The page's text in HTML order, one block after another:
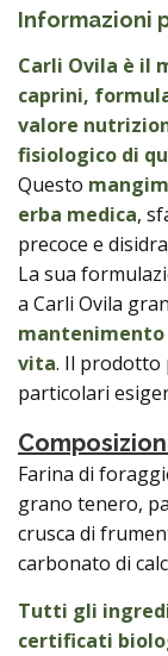
Informazioni
Carli Ovila è il
caprini,
valore
fisiologico di
Questo
erba medica,
precoce e
La sua
a Carli Ovila
mantenimento
vita. Il prodotto
particolari
Farina di
grano tenero,
crusca di
carbonato di
Tutti gli
certificati